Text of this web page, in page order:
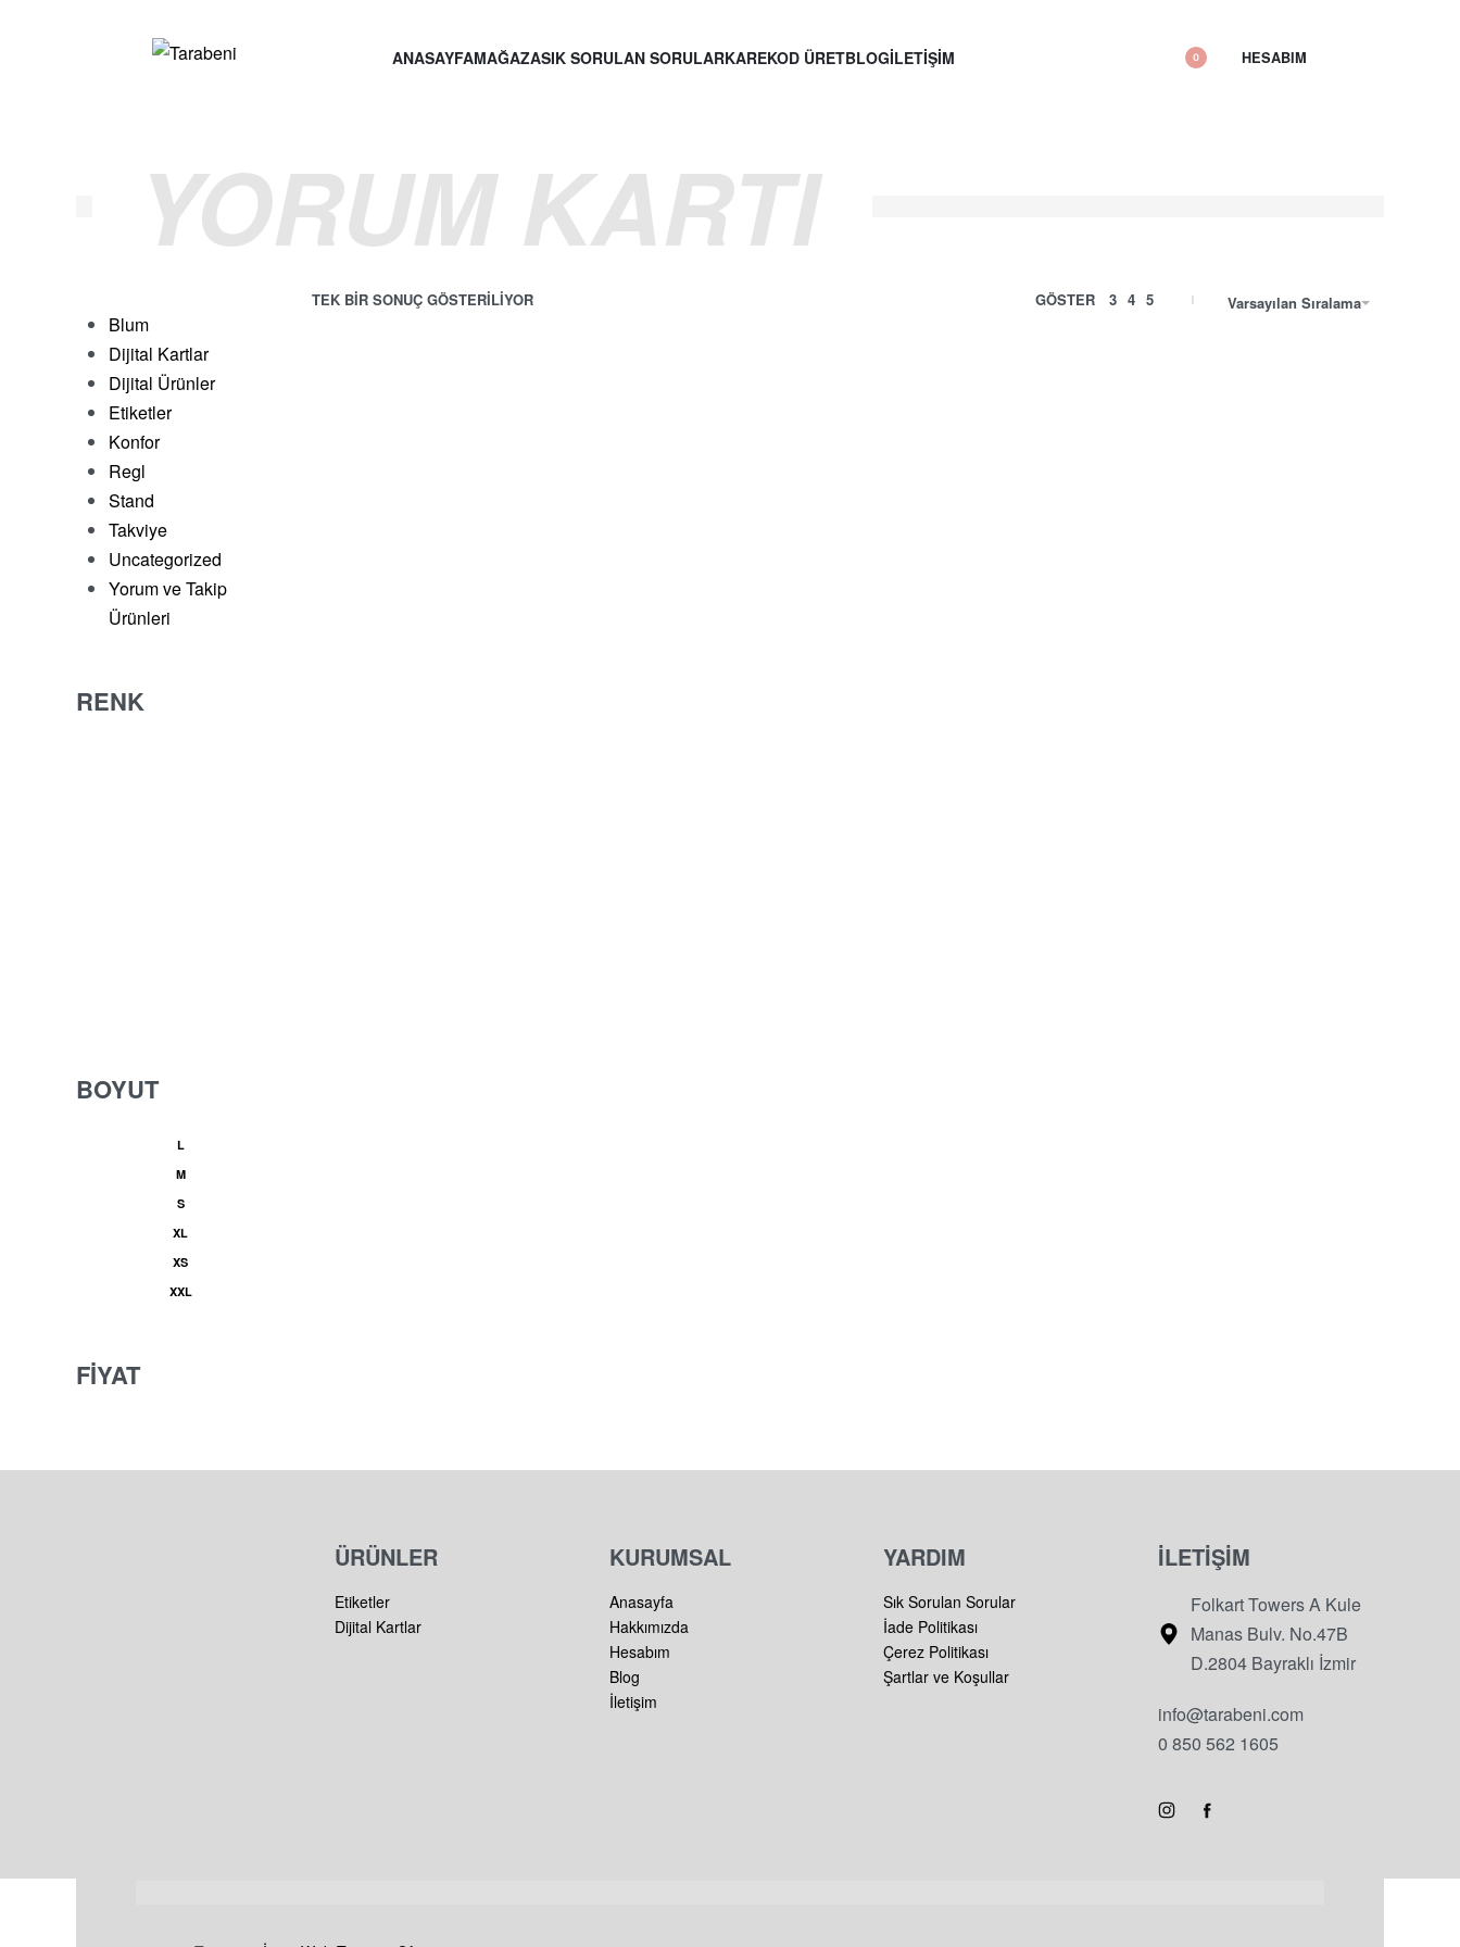
ANASAYFAMAĞAZASIK SORULAN SORULARKAREKOD ÜRETBLOGİLETİŞİM 0 HESABIM
YORUM KARTI
Blum
Dijital Kartlar
Dijital Ürünler
Etiketler
Konfor
Regl
Stand
Takviye
Uncategorized
Yorum ve Takip
Ürünleri
RENK
BOYUT
L
M
S
XL
XS
XXL
FİYAT
TEK BIR SONUÇ GÖSTERILIYOR GÖSTER 3 4 5 Varsayılan Sıralama
ÜRÜNLER
Etiketler
Dijital Kartlar
KURUMSAL
Anasayfa
Hakkımızda
Hesabım
Blog
İletişim
YARDIM
Sık Sorulan Sorular
İade Politikası
Çerez Politikası
Şartlar ve Koşullar
İLETİŞİM
Folkart Towers A Kule
Manas Bulv. No.47B
D.2804 Bayraklı İzmir
info@tarabeni.com
0 850 562 1605